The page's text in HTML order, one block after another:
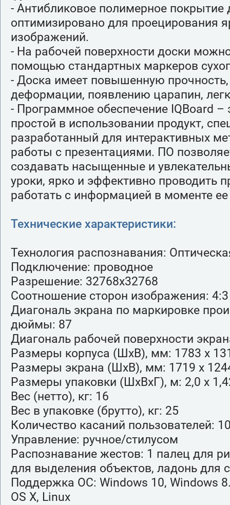
- Антибликовое полимерное покрытие
оптимизировано для проецирования
изображений.
- На рабочей поверхности доски
помощью стандартных маркеров
- Доска имеет повышенную прочность,
деформации, появлению царапин,
- Программное обеспечение IQBoard –
простой в использовании продукт,
разработанный для интерактивных
работы с презентациями. ПО
создавать насыщенные и
уроки, ярко и эффективно проводить
работать с информацией в моменте
Технические характеристики:
Технология распознавания:
Подключение: проводное
Разрешение: 32768х32768
Соотношение сторон изображения: 4:3
Диагональ экрана по маркировке
дюймы: 87
Диагональ рабочей поверхности
Размеры корпуса (ШхВ), мм: 1783 х
Размеры экрана (ШхВ), мм: 1719 х
Размеры упаковки (ШхВхГ), м: 2,0 х
Вес (нетто), кг: 16
Вес в упаковке (брутто), кг: 25
Количество касаний пользователей:
Управление: ручное/стилусом
Распознавание жестов: 1 палец для
для выделения объектов, ладонь для
Поддержка ОС: Windows 10, Windows
OS X, Linux